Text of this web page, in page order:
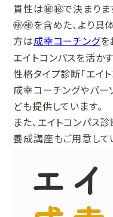
貫性は㊙㊙で決まりま
㊙㊙を含めた、より具
方は成幸コーチングを
エイトコンパスを活かす
性格タイプ診断「エイ
成幸コーチングやパー
ども提供しています。
また、エイトコンパス
養成講座もご用意して